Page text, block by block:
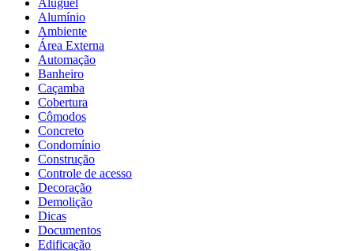
Alumínio
Ambiente
Área Externa
Automação
Banheiro
Caçamba
Cobertura
Cômodos
Concreto
Condomínio
Construção
Controle de acesso
Decoração
Demolição
Dicas
Documentos
Edificação